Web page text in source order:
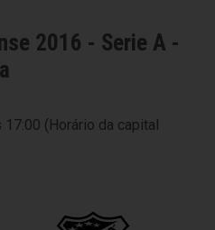
2016 - Serie A -
(Horário da capital